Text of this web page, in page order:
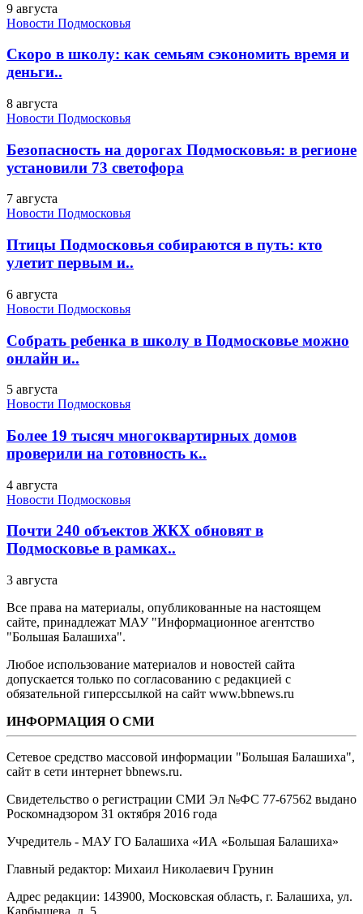
9 августа
Новости Подмосковья
Скоро в школу: как семьям сэкономить время и
деньги..
8 августа
Новости Подмосковья
Безопасность на дорогах Подмосковья: в регионе
установили 73 светофора
7 августа
Новости Подмосковья
Птицы Подмосковья собираются в путь: кто
улетит первым и..
6 августа
Новости Подмосковья
Собрать ребенка в школу в Подмосковье можно
онлайн и..
5 августа
Новости Подмосковья
Более 19 тысяч многоквартирных домов
проверили на готовность к..
4 августа
Новости Подмосковья
Почти 240 объектов ЖКХ обновят в
Подмосковье в рамках..
3 августа
Все права на материалы, опубликованные на настоящем
сайте, принадлежат МАУ "Информационное агентство
"Большая Балашиха".
Любое использование материалов и новостей сайта
допускается только по согласованию с редакцией с
обязательной гиперссылкой на сайт www.bbnews.ru
ИНФОРМАЦИЯ О СМИ
Сетевое средство массовой информации "Большая Балашиха",
сайт в сети интернет bbnews.ru.
Свидетельство о регистрации СМИ Эл №ФС ‎77-67562 выдано
Роскомнадзором 31 октября 2016 года
Учредитель - МАУ ГО Балашиха «ИА «Большая Балашиха»
Главный редактор: Михаил Николаевич Грунин
Адрес редакции: 143900, Московская область, г. Балашиха, ул.